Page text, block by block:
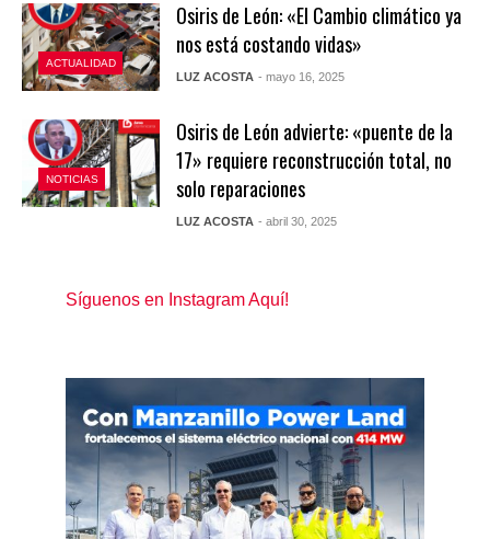
ACTUALIDAD
Osiris de León: «El Cambio climático ya
nos está costando vidas»
LUZ ACOSTA - mayo 16, 2025
NOTICIAS
Osiris de León advierte: «puente de la
17» requiere reconstrucción total, no
solo reparaciones
LUZ ACOSTA - abril 30, 2025
Síguenos en Instagram Aquí!